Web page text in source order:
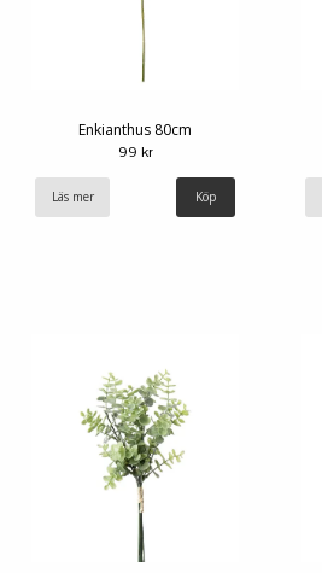
Enkianthus 80cm
99 kr
Läs mer